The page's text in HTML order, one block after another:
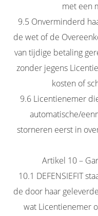
met een
9.5 Onverminderd
de wet of de
van tijdige betaling
zonder jegens
kosten of
9.6 Licentienemer
automatische/
storneren eerst in
Artikel 10 –
10.1 DEFENSIEFIT
de door haar
wat Licentienemer